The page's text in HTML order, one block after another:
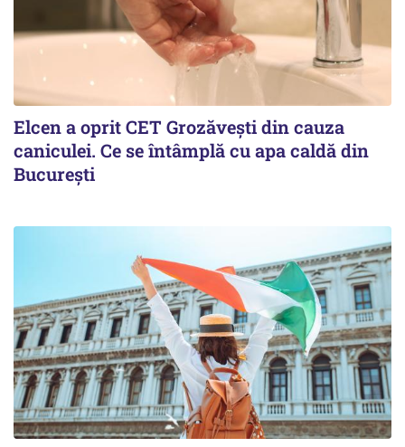
Elcen a oprit CET Grozăvești din cauza
caniculei. Ce se întâmplă cu apa caldă din
București